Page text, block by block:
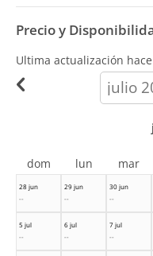
Precio y
Ultima actualización hace
calendar-
month
28 jun
--
29 jun
--
30 jun
--
5 jul
--
6 jul
--
7 jul
--
dom lun mar